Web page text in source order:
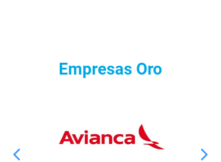
Empresas Oro